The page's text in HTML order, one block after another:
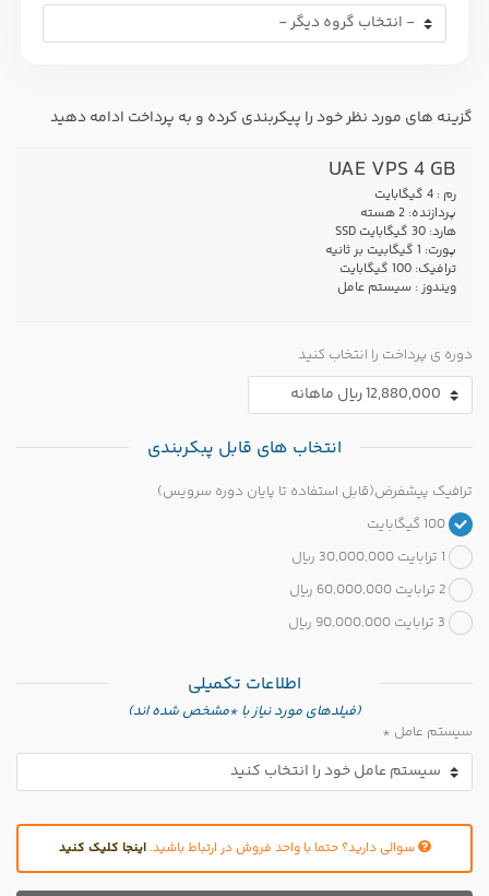
گزینه های مورد نظر خود را پیکربندی کرده و به پرداخت ادامه دهید
UAE VPS 4 GB
رم : 4 گیگابایت
پردازنده: 2 هسته
هارد: 30 گیگابایت SSD
پورت: 1 گیگابیت بر ثانیه
ترافیک: 100 گیگابایت
ویندوز : سیستم عامل
دوره ی پرداخت را انتخاب کنید
انتخاب های قابل پبکربندی
ترافیک پیشفرض(قابل استفاده تا پایان دوره سرویس)
اطلاعات تکمیلی
(فیلدهای مورد نیاز با *مشخص شده اند)
سیستم عامل *
سوالی دارید؟ حتما با واحد فروش در ارتباط باشید.اینجا کلیک کنید